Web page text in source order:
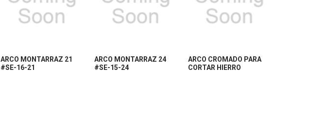
ARCO MONTARRAZ 21
#SE-16-21
ARCO MONTARRAZ 24
#SE-15-24
ARCO CROMADO PARA
CORTAR HIERRO